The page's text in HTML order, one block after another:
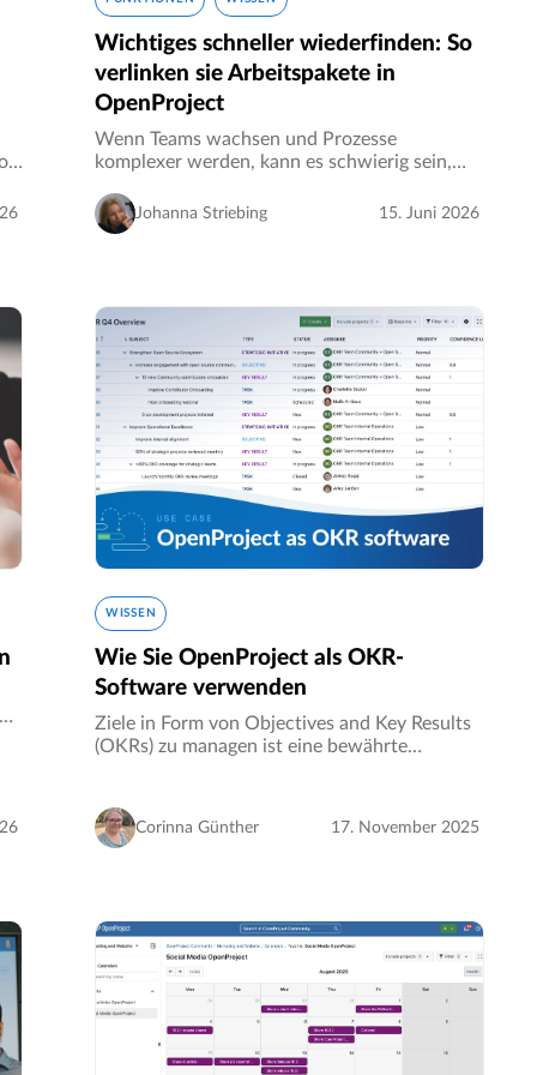
Wichtiges schneller wiederfinden: So
verlinken sie Arbeitspakete in
OpenProject
Wenn Teams wachsen und Prozesse
komplexer werden, kann es schwierig sein,
welches Arbeitspaket sich die einzelnen
Personen in einer Besprechung oder in einem
Johanna Striebing 15. Juni 2026
WISSEN
Wie Sie OpenProject als OKR-
Software verwenden
Ziele in Form von Objectives and Key Results
(OKRs) zu managen ist eine bewährte
Ausführung aufeinander abzustimmen. Um
erfolgreich…
Corinna Günther 17. November 2025